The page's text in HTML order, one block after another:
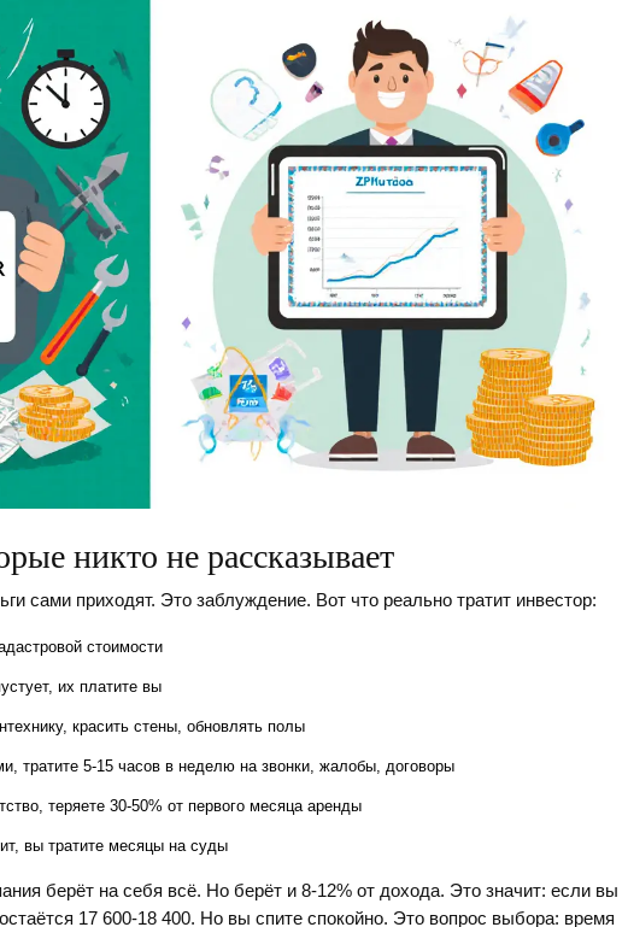
никто не рассказывает
сами приходят. Это заблуждение. Вот что реально тратит инвестор:
стоимости
их платите вы
красить стены, обновлять полы
тратите 5-15 часов в неделю на звонки, жалобы, договоры
теряете 30-50% от первого месяца аренды
вы тратите месяцы на суды
берёт на себя всё. Но берёт и 8-12% от дохода. Это значит: если вы
17 600-18 400. Но вы спите спокойно. Это вопрос выбора: время